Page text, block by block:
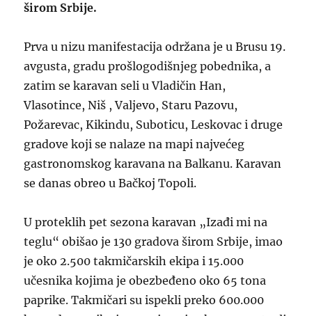
širom Srbije.
Prva u nizu manifestacija održana je u Brusu 19.
avgusta, gradu prošlogodišnjeg pobednika, a
zatim se karavan seli u Vladičin Han,
Vlasotince, Niš , Valjevo, Staru Pazovu,
Požarevac, Kikindu, Suboticu, Leskovac i druge
gradove koji se nalaze na mapi najvećeg
gastronomskog karavana na Balkanu.​ Karavan
se danas obreo u Bačkoj Topoli.
U proteklih pet sezona karavan „Izađi mi na
teglu“ obišao je 130 gradova širom Srbije, imao
je oko 2.500 takmičarskih ekipa i 15.000
učesnika kojima je obezbeđeno oko 65 tona
paprike. Takmičari su ispekli preko 600.000